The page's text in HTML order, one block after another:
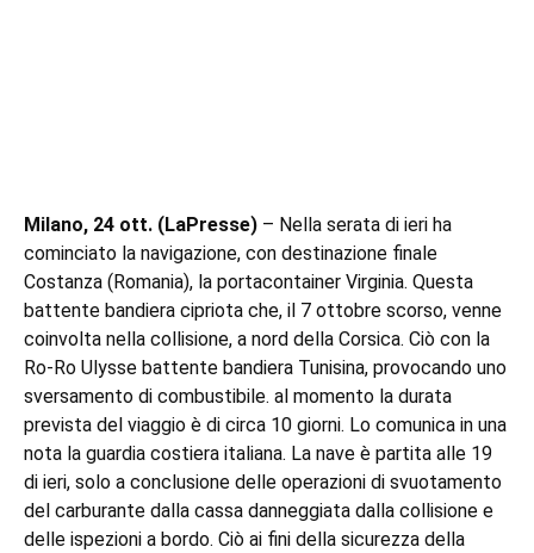
Milano, 24 ott. (LaPresse) – Nella serata di ieri ha
cominciato la navigazione, con destinazione finale
Costanza (Romania), la portacontainer Virginia. Questa
battente bandiera cipriota che, il 7 ottobre scorso, venne
coinvolta nella collisione, a nord della Corsica. Ciò con la
Ro-Ro Ulysse battente bandiera Tunisina, provocando uno
sversamento di combustibile. al momento la durata
prevista del viaggio è di circa 10 giorni. Lo comunica in una
nota la guardia costiera italiana. La nave è partita alle 19
di ieri, solo a conclusione delle operazioni di svuotamento
del carburante dalla cassa danneggiata dalla collisione e
delle ispezioni a bordo. Ciò ai fini della sicurezza della